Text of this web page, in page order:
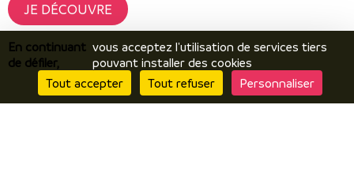
JE DÉCOUVRE
En continuant
de défiler,
vous acceptez l'utilisation de services tiers
pouvant installer des cookies
Tout accepter
Tout refuser Personnaliser